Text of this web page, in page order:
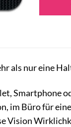
als nur eine
Smartphone
im Büro für
Vision